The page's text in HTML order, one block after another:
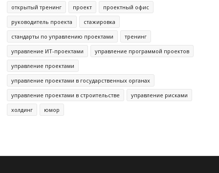
открытый тренинг
проект
проектный офис
руководитель проекта
стажировка
стандарты по управлению проектами
тренинг
управление ИТ-проектами
управление программой проектов
управление проектами
управление проектами в государственных органах
управление проектами в строительстве
управление рисками
холдинг
юмор